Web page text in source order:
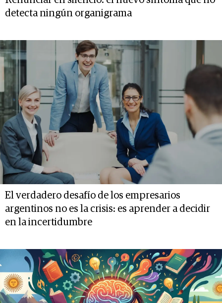
detecta ningún organigrama
El verdadero desafío de los empresarios
argentinos no es la crisis: es aprender a decidir
en la incertidumbre